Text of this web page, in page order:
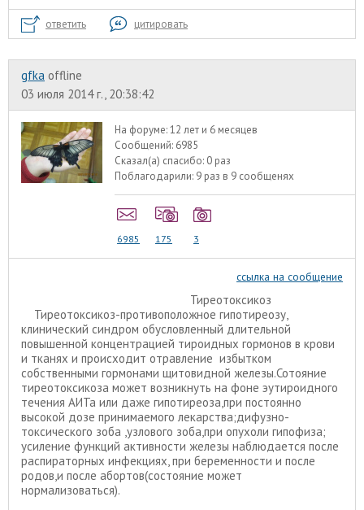
ответить цитировать
gfka offline
03 июля 2014 г., 20:38:42
На форуме:12 лет и 6 месяцев
Сообщений: 6985
Сказал(а) спасибо: 0 раз
Поблагодарили: 9 раз в 9 сообщенях
6985 175 3
ссылка на сообщение
Тиреотоксикоз
Тиреотоксикоз-противоположное гипотиреозу,
клинический синдром обусловленный длительной
повышенной концентрацией тироидных гормонов в крови
и тканях и происходит отравление избытком
собственными гормонами щитовидной железы.Сотояние
тиреотоксикоза может возникнуть на фоне эутироидного
течения АИТа или даже гипотиреоза,при постоянно
высокой дозе принимаемого лекарства;дифузно-
токсического зоба ,узлового зоба,при опухоли гипофиза;
усиление функций активности железы наблюдается после
распираторных инфекциях, при беременности и после
родов,и после абортов(состояние может
нормализоваться).